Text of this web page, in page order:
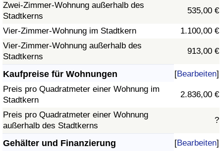
Zwei-Zimmer-Wohnung außerhalb des
Stadtkerns
535,00 €
Vier-Zimmer-Wohnung im Stadtkern
1.100,00 €
Vier-Zimmer-Wohnung außerhalb des
Stadtkerns
913,00 €
Kaufpreise für Wohnungen [Bearbeiten]
Preis pro Quadratmeter einer Wohnung im
Stadtkern
2.836,00 €
Preis pro Quadratmeter einer Wohnung
außerhalb des Stadtkerns
?
Gehälter und Finanzierung [Bearbeiten]
Lebenshaltungskosten-Index nach Land
in Akaba
Immobilienpreis-Index nach Land
Lebensqualitätsindex nach Land
Kriminalität
Kriminalitäts-Index (aktuell)
Kriminalitäts-Index
Kriminalitätsindex nach Land
Gesundheitsversorgung